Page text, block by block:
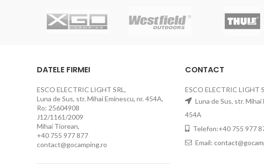
DATELE FIRMEI
ESCO ELECTRIC LIGHT SRL,
Luna de Sus, str. Mihai Eminescu, nr. 454A,
Ro: 25604908
J12/1161/2009
Mihai Tiorean,
+40 755 977 877
contact@gocamping.ro
CONTACT
ESCO ELECTRIC LIGHT
Luna de Sus, str. Mihai
454A
Telefon:+40 755 977
Email: